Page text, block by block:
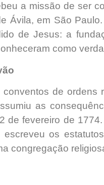
a missão de ser
Ávila, em São
de Jesus: a
como
de
as
de fevereiro de
os
congregação